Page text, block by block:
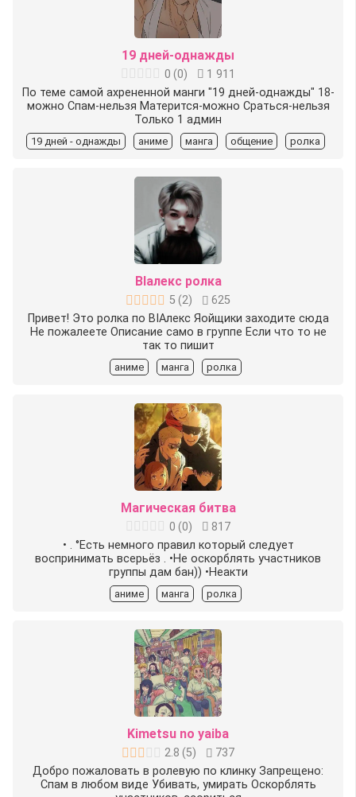
19 дней-однажды
0 (0)
1 911
По теме самой ахрененной манги "19 дней-однажды" 18-
можно Спам-нельзя Матерится-можно Сраться-нельзя
Только 1 админ
19 дней - однажды аниме манга общение ролка
BIалекс ролка
5 (2)
625
Привет! Это ролка по BIАлекс Яойщики заходите сюда
Не пожалеете Описание само в группе Если что то не
так то пишит
аниме манга ролка
Магическая битва
0 (0)
817
• . °Есть немного правил который следует
воспринимать всерьёз . •Не оскорблять участников
группы дам бан)) •Неакти
аниме манга ролка
Kimetsu no yaiba
2.8 (5)
737
Добро пожаловать в ролевую по клинку Запрещено:
Спам в любом виде Убивать, умирать Оскорблять